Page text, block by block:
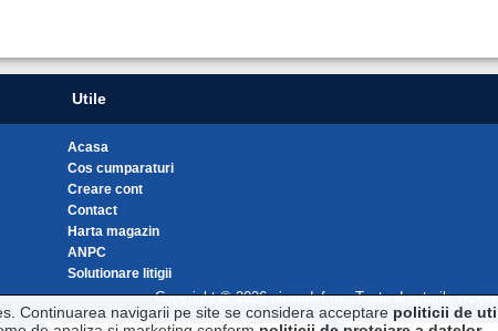
Utile
Acasa
Cos cumparaturi
Creare cont
Contact
Harta magazin
ANPC
Solutionare litigii
Copyright © 2026 piesedef.ro - Toate drepturile
Continuarea navigarii pe site se considera acceptare politicii de